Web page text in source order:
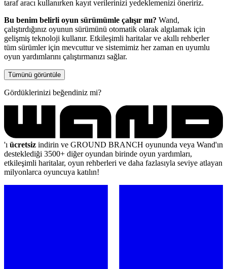
taraf aracı kullanırken kayıt verilerinizi yedeklemenizi öneririz.
Bu benim belirli oyun sürümümle çalışır mı? Wand,
çalıştırdığınız oyunun sürümünü otomatik olarak algılamak için
gelişmiş teknoloji kullanır. Etkileşimli haritalar ve akıllı rehberler
tüm sürümler için mevcuttur ve sistemimiz her zaman en uyumlu
oyun yardımlarını çalıştırmanızı sağlar.
Tümünü görüntüle
Gördüklerinizi beğendiniz mi?
'ı ücretsiz indirin ve GROUND BRANCH oyununda veya Wand'ın
desteklediği 3500+ diğer oyundan birinde oyun yardımları,
etkileşimli haritalar, oyun rehberleri ve daha fazlasıyla seviye atlayan
milyonlarca oyuncuya katılın!